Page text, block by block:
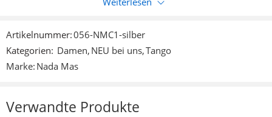
Nur eingeloggte Kunden, die dieses Produkt gekauft haben,
Rezensionen
Artikelnummer:056-NMC1-silber
Kategorien: Damen, NEU bei uns,Tango
Marke: Nada Mas
Verwandte Produkte